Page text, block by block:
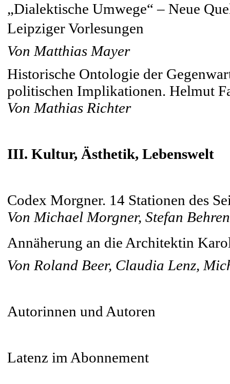
„Dialektische Umwege“ – Neue
Leipziger Vorlesungen
Von Matthias Mayer
Historische Ontologie der
politischen Implikationen. Helmut
Von Mathias Richter
III. Kultur, Ästhetik, Lebenswelt
Codex Morgner. 14 Stationen des
Von Michael Morgner, Stefan
Annäherung an die Architektin
Von Roland Beer, Claudia Lenz,
Autorinnen und Autoren
Latenz im Abonnement